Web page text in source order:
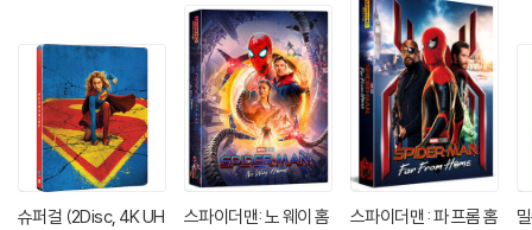
슈퍼걸 (2Disc, 4K UH
스파이더맨: 노 웨이 홈
스파이더맨 : 파 프롬 홈